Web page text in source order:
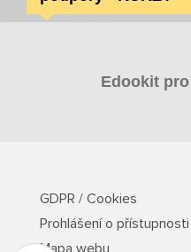
Edookit
GDPR / Cookies
Prohlášení o přístupnosti